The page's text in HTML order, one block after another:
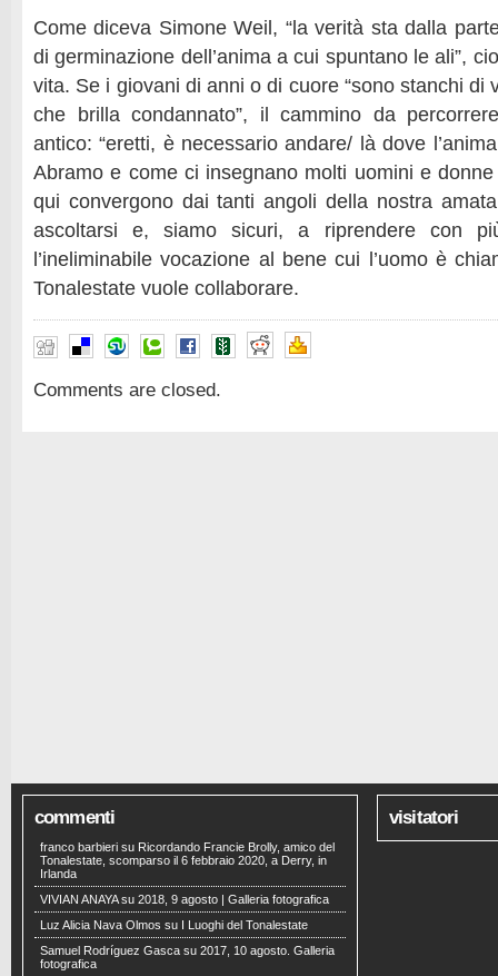
Come diceva Simone Weil, “la verità sta dalla
di germinazione dell’anima a cui spuntano le ali”,
vita. Se i giovani di anni o di cuore “sono stanchi di
che brilla condannato”, il cammino da
antico: “eretti, è necessario andare/ là dove
Abramo e come ci insegnano molti uomini e
qui convergono dai tanti angoli della nostra
ascoltarsi e, siamo sicuri, a riprendere con
l’ineliminabile vocazione al bene cui l’uomo è
Tonalestate vuole collaborare.
Comments are closed.
commenti
franco barbieri su Ricordando Francie Brolly, amico del
Tonalestate, scomparso il 6 febbraio 2020, a Derry, in
Irlanda
VIVIAN ANAYAsu 2018, 9 agosto | Galleria fotografica
Luz Alicia Nava Olmos su
I Luoghi del Tonalestate
Samuel Rodríguez Gasca su 2017, 10 agosto. Galleria
fotografica
visitatori